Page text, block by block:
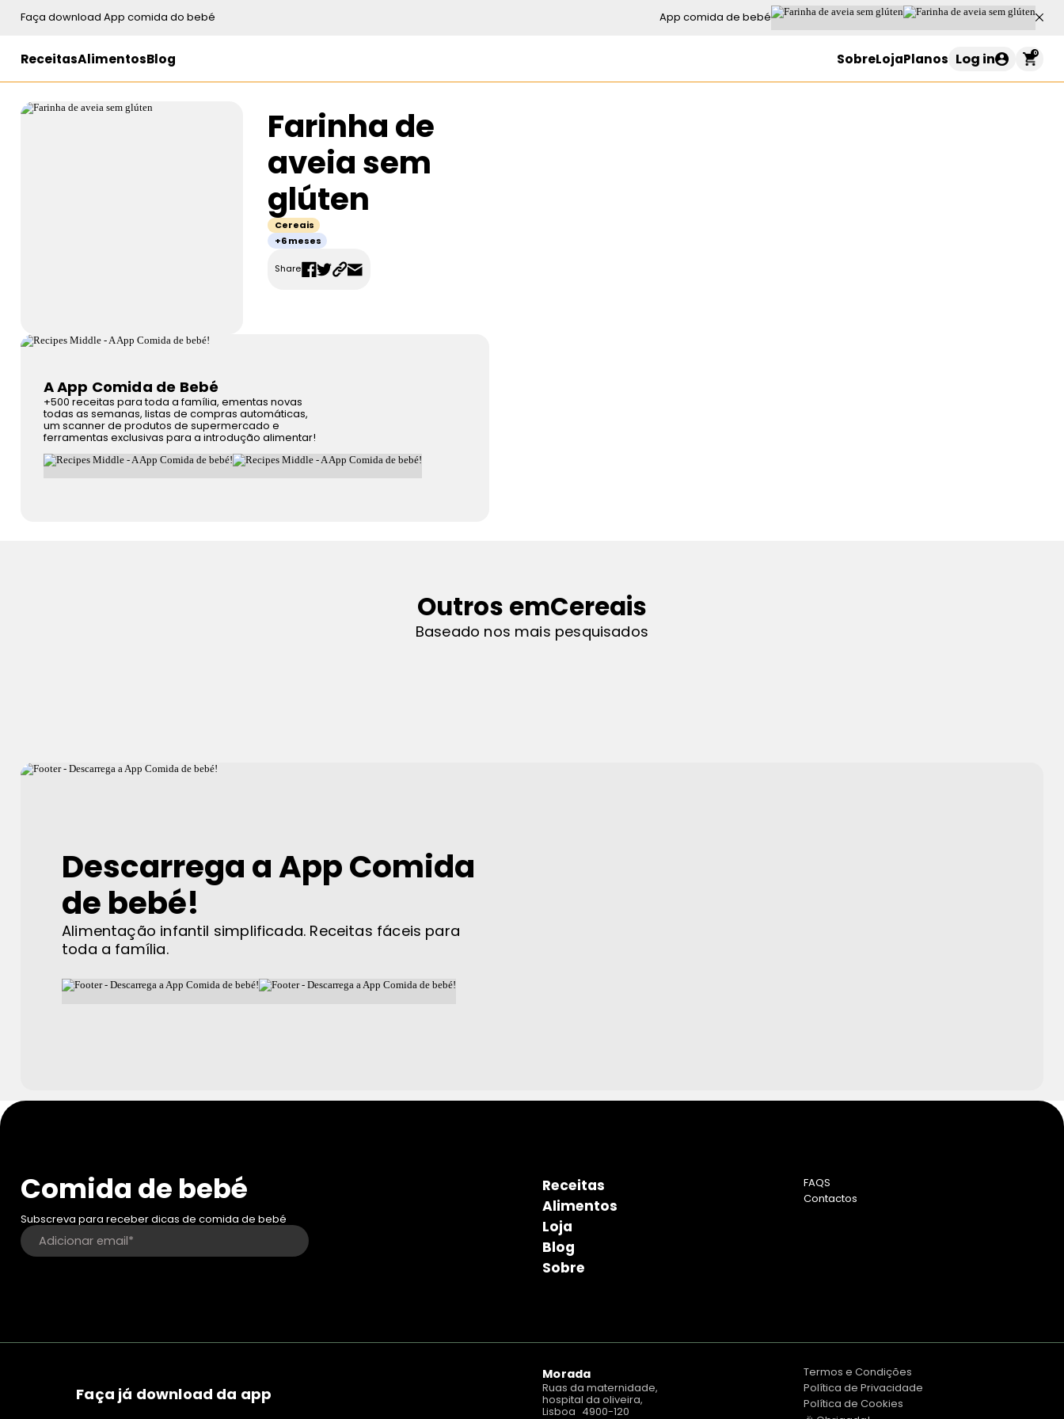
Faça download App comida do bebé App comida de bebé
ReceitasAlimentosBlog SobreLojaPlanos Log in 0
Farinha de
aveia sem
glúten
Cereais
+6 meses
Share
A App Comida de Bebé
+500 receitas para toda a família, ementas novas
todas as semanas, listas de compras automáticas,
um scanner de produtos de supermercado e
ferramentas exclusivas para a introdução alimentar!
Outros emCereais
Baseado nos mais pesquisados
Descarrega a App Comida
de bebé!
Alimentação infantil simplificada. Receitas fáceis para
toda a família.
Comida de bebé
Subscreva para receber dicas de comida de bebé
Receitas
Alimentos
Loja
Blog
Sobre
FAQS
Contactos
Faça já download da app
Morada
Ruas da maternidade,
hospital da oliveira,
Lisboa 4900-120
Termos e Condições
Política de Privacidade
Política de Cookies